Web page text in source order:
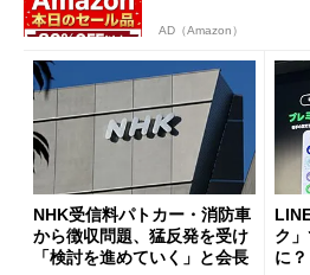
AD（Amazon）
NHK受信料パトカー・消防車
から徴収問題、猛反発を受け
「検討を進めていく」と会長
ク
に